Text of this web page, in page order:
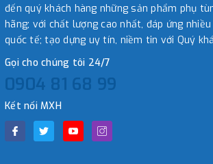
đến quý khách hàng những sản phẩm phụ
hãng; với chất lượng cao nhất, đáp ứng
quốc tế; tạo dựng uy tín, niềm tin với Quý
Gọi cho chúng tôi 24/7
0904 81 68 99
Kết nối MXH